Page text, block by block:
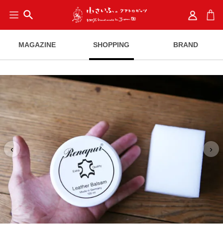
search
MAGAZINE SHOPPING BRAND
‹ ›